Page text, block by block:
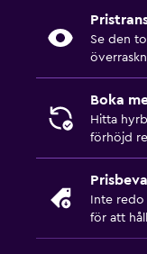
Se den
Boka
Hitta
förhöjd
Inte
för att